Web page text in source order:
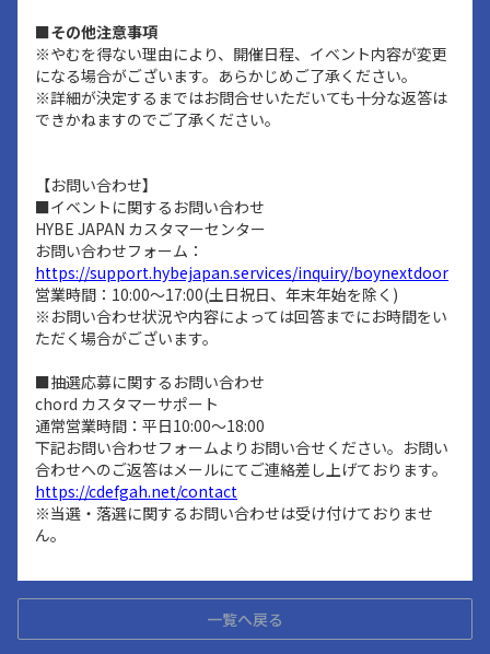
■その他注意事項
※やむを得ない理由により、開催日程、イベント内容が変更
になる場合がございます。あらかじめご了承ください。
※詳細が決定するまではお問合せいただいても十分な返答は
できかねますのでご了承ください。
【お問い合わせ】
■イベントに関するお問い合わせ
HYBE JAPAN カスタマーセンター
お問い合わせフォーム：
https://support.hybejapan.services/inquiry/boynextdoor
営業時間：10:00～17:00(土日祝日、年末年始を除く)
※お問い合わせ状況や内容によっては回答までにお時間をい
ただく場合がございます。
■抽選応募に関するお問い合わせ
chord カスタマーサポート
通常営業時間：平日10:00～18:00
下記お問い合わせフォームよりお問い合せください。お問い
合わせへのご返答はメールにてご連絡差し上げております。
https://cdefgah.net/contact
※当選・落選に関するお問い合わせは受け付けておりませ
ん。
一覧へ戻る